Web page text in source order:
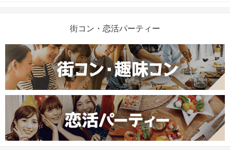
街コン・恋活パーティー